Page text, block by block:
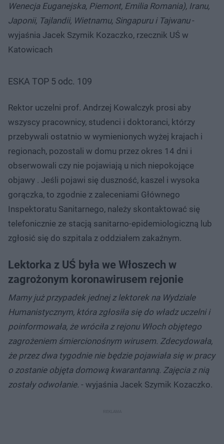
Wenecja Euganejska, Piemont, Emilia Romania), Iranu,
Japonii, Tajlandii, Wietnamu, Singapuru i Tajwanu-
wyjaśnia Jacek Szymik Kozaczko, rzecznik UŚ w
Katowicach
ESKA TOP 5 odc. 109
Rektor uczelni prof. Andrzej Kowalczyk prosi aby
wszyscy pracownicy, studenci i doktoranci, którzy
przebywali ostatnio w wymienionych wyżej krajach i
regionach, pozostali w domu przez okres 14 dni i
obserwowali czy nie pojawiają u nich niepokojące
objawy . Jeśli pojawi się duszność, kaszel i wysoka
gorączka, to zgodnie z zaleceniami Głównego
Inspektoratu Sanitarnego, należy skontaktować się
telefonicznie ze stacją sanitarno-epidemiologiczną lub
zgłosić się do szpitala z oddziałem zakaźnym.
Lektorka z UŚ była we Włoszech w
zagrożonym koronawirusem rejonie
Mamy już przypadek jednej z lektorek na Wydziale
Humanistycznym, która zgłosiła się do władz uczelni i
poinformowała, że wróciła z rejonu Włoch objętego
zagrożeniem śmiercionośnym wirusem. Zdecydowała,
że przez dwa tygodnie nie będzie pojawiała się w pracy
o zostanie objęta domową kwarantanną. Zajęcia z nią
zostały odwołanie. - wyjaśnia Jacek Szymik Kozaczko.